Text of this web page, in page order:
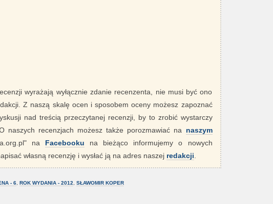
wyrażają wyłącznie zdanie recenzenta, nie musi być ono
Z naszą skalę ocen i sposobem oceny możesz zapoznać
nad treścią przeczytanej recenzji, by to zrobić wystarczy
naszych recenzjach możesz także porozmawiać na naszym
na Facebooku na bieżąco informujemy o nowych
własną recenzję i wysłać ją na adres naszej redakcji.
- 6, ROK WYDANIA - 2012, SŁAWOMIR KOPER